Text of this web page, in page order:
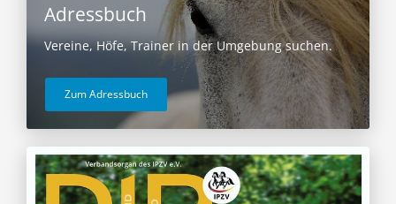
Adressbuch
Vereine, Höfe, Trainer in der Umgebung suchen.
Zum Adressbuch